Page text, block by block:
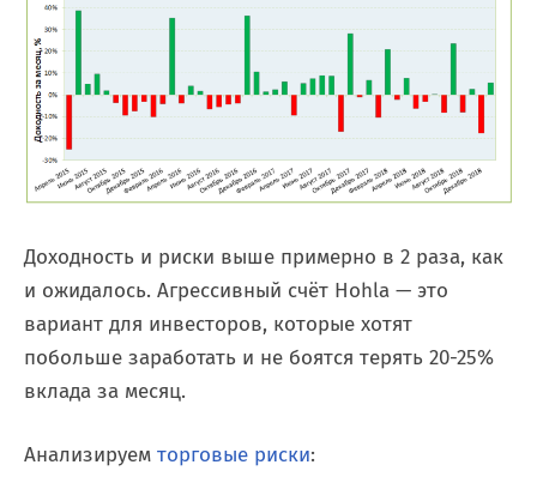
Доходность и риски выше примерно в 2 раза, как
и ожидалось. Агрессивный счёт Hohla — это
вариант для инвесторов, которые хотят
побольше заработать и не боятся терять 20-25%
вклада за месяц.
Анализируем торговые риски: